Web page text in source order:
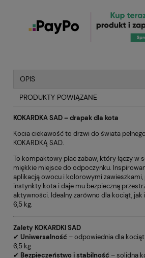
OPIS
PRODUKTY POWIĄZANE
KOKARDKA SAD – drapak dla kota
Kocia ciekawość to drzwi do świata
KOKARDKĄ SAD.
To kompaktowy plac zabaw, który łączy w
miękkie miejsce do odpoczynku.
aplikacją owocu i kolorowymi
instynkty kota i daje mu bezpieczną
aktywności. Idealny zarówno dla kociąt,
6,5 kg.
Zalety KOKARDKI SAD
✔ Uniwersalność – odpowiednia dla
6,5 kg
✔ Bezpieczeństwo i stabilność – solidna